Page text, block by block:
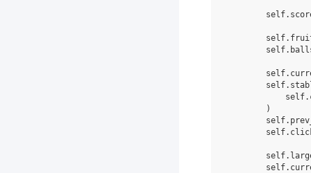
self.
self.
self.
self.
self.
self.
)
self.
self.
self.
self.